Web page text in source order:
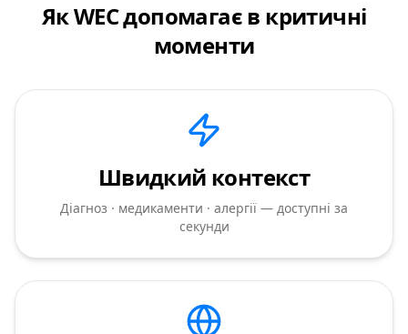
Як WEC допомагає в критичні
моменти
Швидкий контекст
Діагноз · медикаменти · алергії — доступні за
секунди